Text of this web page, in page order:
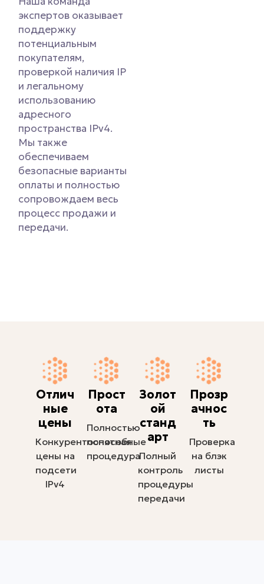
экспертов оказывает
поддержку
потенциальным
покупателям,
проверкой наличия IP
и легальному
использованию
адресного
пространства IPv4.
Мы также
обеспечиваем
безопасные варианты
оплаты и полностью
сопровождаем весь
процесс продажи и
передачи.
Отлич
ные
цены
Конкурентоспособные
цены на
подсети
IPv4
Прост
ота
Полностью
понятная
процедура
Золот
ой
станд
арт
Полный
контроль
процедуры
передачи
Прозр
ачнос
ть
Проверка
на блэк
листы